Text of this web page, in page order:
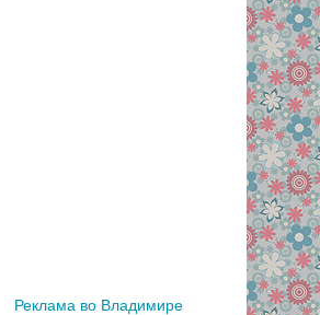
Реклама во Владимире